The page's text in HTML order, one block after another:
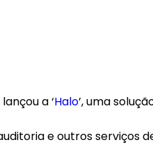
a ‘Halo’, uma
e outros serviços